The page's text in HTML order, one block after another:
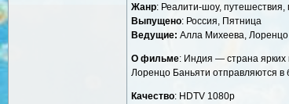
Жанр: Реалити-шоу, путешествия,
Выпущено: Россия, Пятница
Ведущие: Алла Михеева, Лоренцо
О фильме: Индия — страна ярких
Лоренцо Баньяти отправляются в
Качество: HDTV 1080р